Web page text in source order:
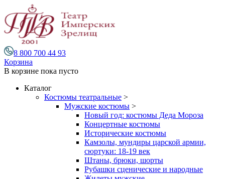
8 800 700 44 93
Корзина
В корзине пока пусто
Каталог
Костюмы театральные >
Мужские костюмы >
Новый год: костюмы Деда Мороза
Концертные костюмы
Исторические костюмы
Камзолы, мундиры царской армии,
сюртуки: 18-19 век
Штаны, брюки, шорты
Рубашки сценические и народные